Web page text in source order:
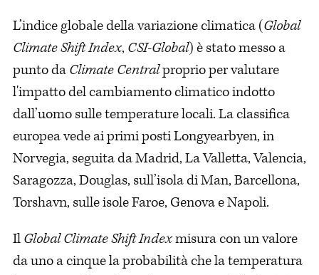
L’indice globale della variazione climatica (Global
Climate Shift Index, CSI-Global) è stato messo a
punto daClimate Centralproprio per valutare
l'impatto del cambiamento climatico indotto
dall’uomo sulle temperature locali. La classifica
europea vede ai primi posti Longyearbyen, in
Norvegia, seguita da Madrid, La Valletta, Valencia,
Saragozza, Douglas, sull’isola di Man, Barcellona,
Torshavn, sulle isole Faroe, Genova e Napoli.
IlGlobal Climate Shift Indexmisura con un valore
da uno a cinque la probabilità che la temperatura